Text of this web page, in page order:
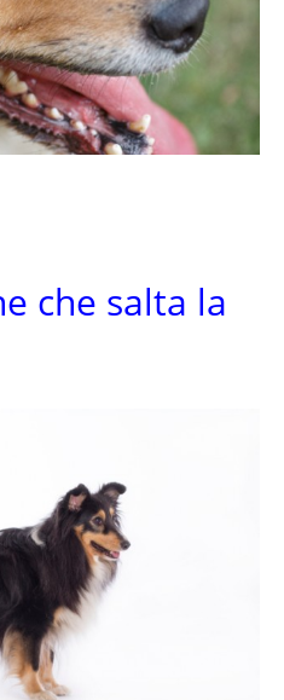
che salta la